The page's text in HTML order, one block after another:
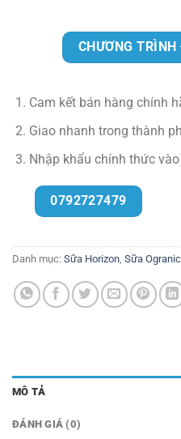
CHƯƠNG
Cam kết bán hàng chính
Giao nhanh trong thành
Nhập khẩu chính thức
0792727479
Danh mục: Sữa Horizon Sữa
MÔ TẢ
ĐÁNH GIÁ (0)